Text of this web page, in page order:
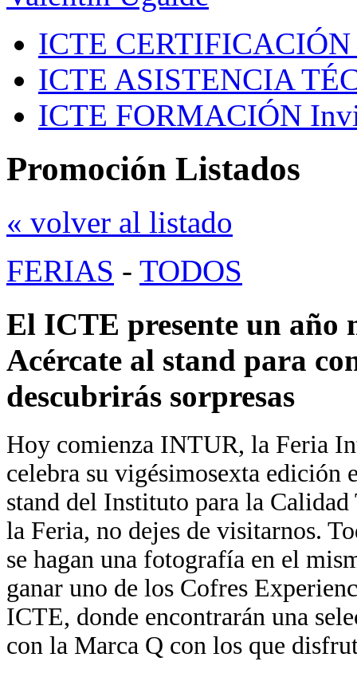
ICTE CERTIFICACIÓN
ICTE ASISTENCIA
ICTE FORMACIÓN
Promoción Listados
« volver al listado
FERIAS - TODOS
El ICTE presente un año
Acércate al stand para
descubrirás sorpresas
Hoy comienza INTUR, la Feria
celebra su vigésimosexta
stand del Instituto para la
la Feria, no dejes de visitarnos.
se hagan una fotografía en el
ganar uno de los Cofres
ICTE, donde encontrarán una
con la Marca Q con los que